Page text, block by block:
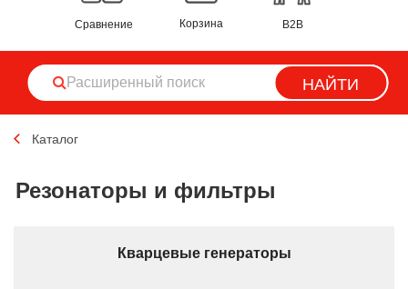
Сравнение Корзина B2B
НАЙТИ
Каталог
Резонаторы и фильтры
Кварцевые генераторы